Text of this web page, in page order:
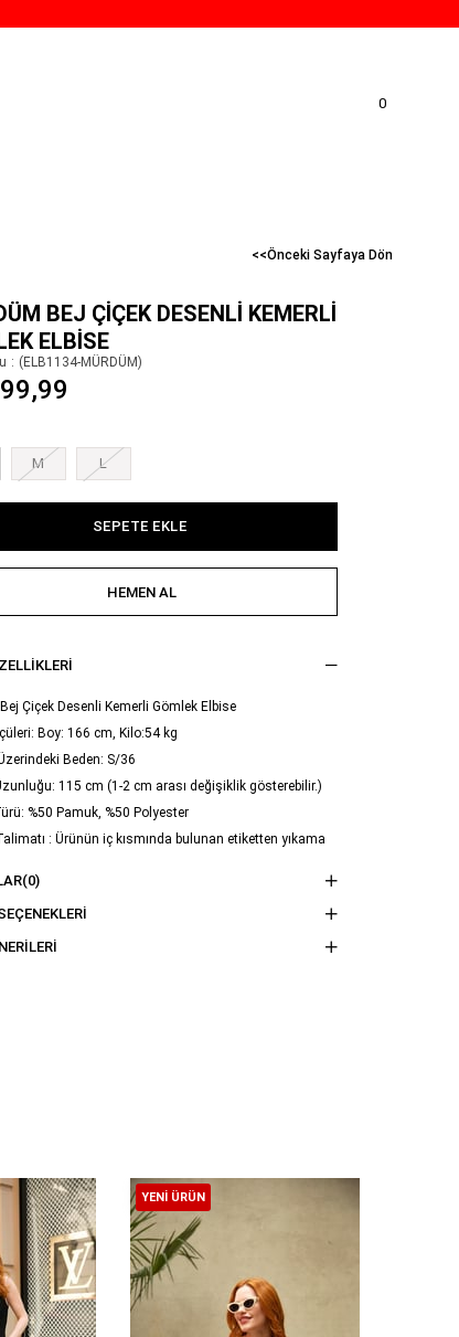
0
<<Önceki Sayfaya Dön
BEJ ÇIÇEK DESENLI KEMERLI
ELBISE
(ELB1134-MÜRDÜM)
M L
Çiçek Desenli Kemerli Gömlek Elbise
Boy: 166 cm, Kilo:54 kg
Beden: S/36
115 cm (1-2 cm arası değişiklik gösterebilir.)
%50 Pamuk, %50 Polyester
: Ürünün iç kısmında bulunan etiketten yıkama
(0)
YENI ÜRÜN